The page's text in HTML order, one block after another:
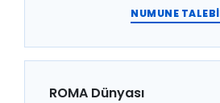
NUMUNE TALEBİ
ROMA Dünyası